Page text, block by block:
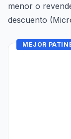
menor o
descuento
MEJOR